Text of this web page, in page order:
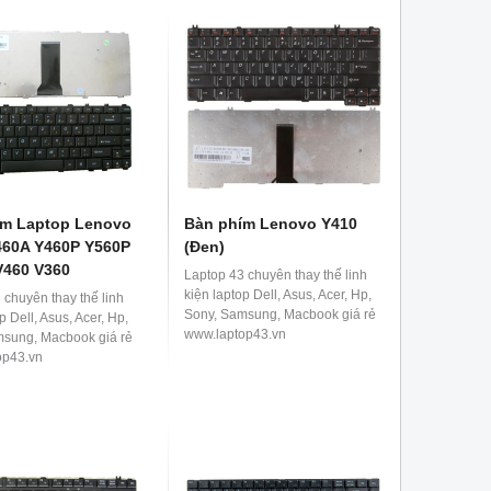
Laptop Lenovo
Y460P Y560P
V360
chuyên thay thế linh
Dell, Asus, Acer, Hp,
Macbook giá rẻ
Bàn phím Lenovo Y410
(Đen)
Laptop 43 chuyên thay thế linh
kiện laptop Dell, Asus, Acer, Hp,
Sony, Samsung, Macbook giá rẻ
www.laptop43.vn